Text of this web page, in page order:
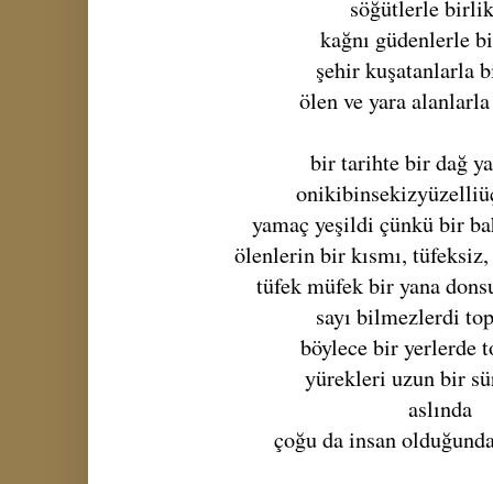
söğütlerle
kağnı güdenlerle
şehir kuşatanlarla
ölen ve yara
bir tarihte bir dağ
yamaç yeşildi çünkü bir
ölenlerin bir kısmı, tüfeksiz,
tüfek müfek bir yana
sayı bilmezlerdi
böylece bir yerlerde
yürekleri uzun bir
aslında
çoğu da insan